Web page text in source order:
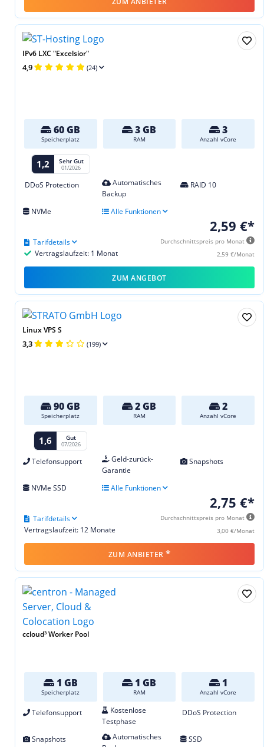
IPv6 LXC "Excelsior"
4,9 (24)
60 GB
Speicherplatz
3 GB
RAM
3
Anzahl vCore
1,2 Sehr Gut
01/2026
DDoS Protection
Automatisches
Backup
RAID 10
NVMe Alle Funktionen
2,59 €*
Durchschnittspreis pro Monat
2,59 €/Monat
Vertragslaufzeit: 1 Monat
Tarifdetails
ZUM ANGEBOT
Linux VPS S
3,3 (199)
90 GB
Speicherplatz
2 GB
RAM
2
Anzahl vCore
1,6 Gut
07/2026
Telefonsupport
Geld-zurück-
Garantie
Snapshots
NVMe SSD Alle Funktionen
2,75 €*
Durchschnittspreis pro Monat
3,00 €/Monat
Vertragslaufzeit: 12 Monate
Tarifdetails
ZUM ANBIETER *
ccloud³ Worker Pool
1 GB
Speicherplatz
1 GB
RAM
1
Anzahl vCore
Telefonsupport
Kostenlose
Testphase
DDoS Protection
Snapshots
Automatisches
SSD